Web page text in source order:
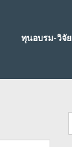
ทุนอบรม-วิจัย